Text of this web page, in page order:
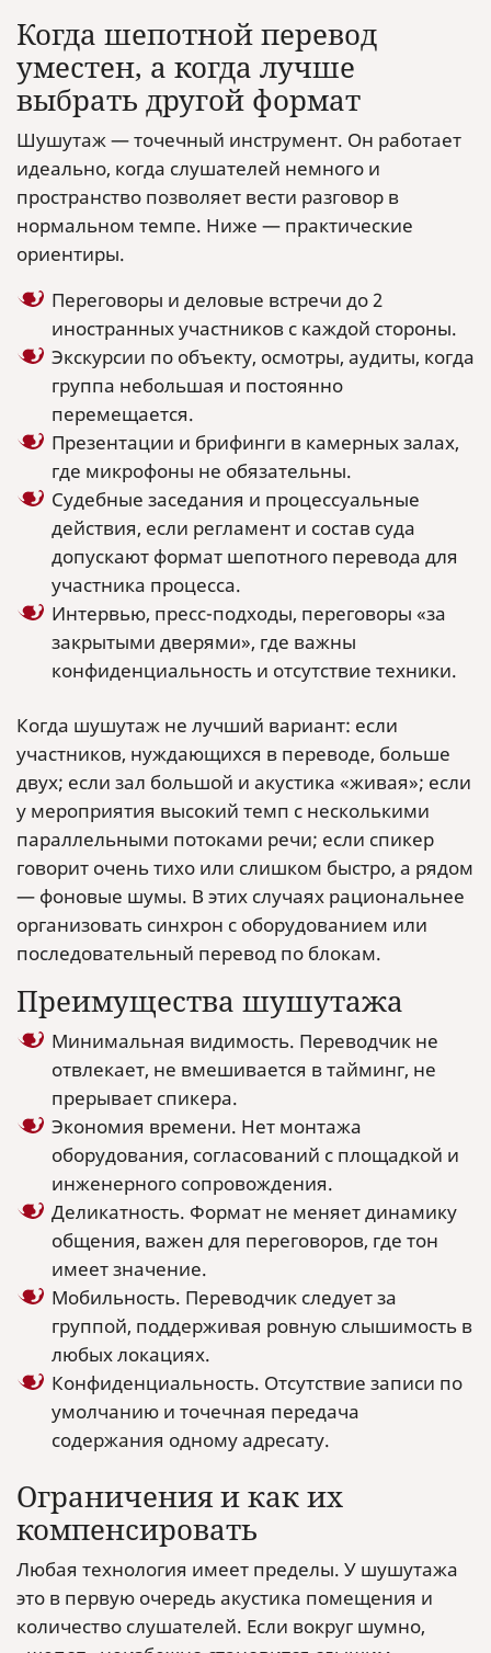
Когда шепотной перевод
уместен, а когда лучше
выбрать другой формат
Шушутаж — точечный инструмент. Он работает
идеально, когда слушателей немного и
пространство позволяет вести разговор в
нормальном темпе. Ниже — практические
ориентиры.
Переговоры и деловые встречи до 2
иностранных участников с каждой стороны.
Экскурсии по объекту, осмотры, аудиты, когда
группа небольшая и постоянно
перемещается.
Презентации и брифинги в камерных залах,
где микрофоны не обязательны.
Судебные заседания и процессуальные
действия, если регламент и состав суда
допускают формат шепотного перевода для
участника процесса.
Интервью, пресс-подходы, переговоры «за
закрытыми дверями», где важны
конфиденциальность и отсутствие техники.
Когда шушутаж не лучший вариант: если
участников, нуждающихся в переводе, больше
двух; если зал большой и акустика «живая»; если
у мероприятия высокий темп с несколькими
параллельными потоками речи; если спикер
говорит очень тихо или слишком быстро, а рядом
— фоновые шумы. В этих случаях рациональнее
организовать синхрон с оборудованием или
последовательный перевод по блокам.
Преимущества шушутажа
Минимальная видимость. Переводчик не
отвлекает, не вмешивается в тайминг, не
прерывает спикера.
Экономия времени. Нет монтажа
оборудования, согласований с площадкой и
инженерного сопровождения.
Деликатность. Формат не меняет динамику
общения, важен для переговоров, где тон
имеет значение.
Мобильность. Переводчик следует за
группой, поддерживая ровную слышимость в
любых локациях.
Конфиденциальность. Отсутствие записи по
умолчанию и точечная передача
содержания одному адресату.
Ограничения и как их
компенсировать
Любая технология имеет пределы. У шушутажа
это в первую очередь акустика помещения и
количество слушателей. Если вокруг шумно,